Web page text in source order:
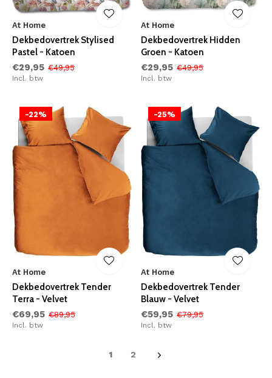
At Home
Dekbedovertrek Stylised
Pastel - Katoen
€29,95 €49,95
Incl. btw
At Home
Dekbedovertrek Hidden
Groen - Katoen
€29,95 €49,95
Incl. btw
-22%
At Home
Dekbedovertrek Tender
Terra - Velvet
€69,95 €89,95
Incl. btw
-25%
At Home
Dekbedovertrek Tender
Blauw - Velvet
€59,95 €79,95
Incl. btw
1 2